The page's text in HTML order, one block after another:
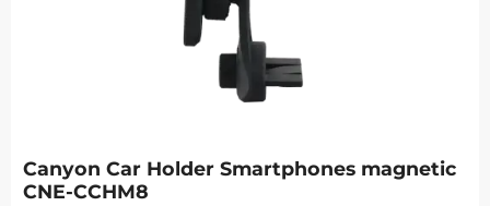
Canyon Car Holder Smartphones magnetic
CNE-CCHM8